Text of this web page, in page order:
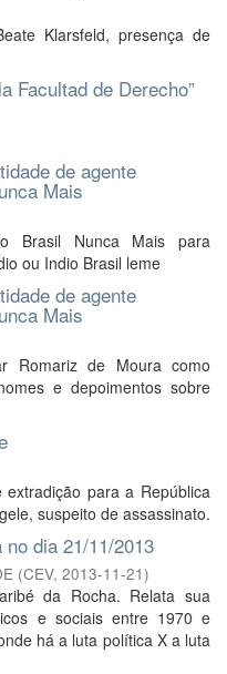
Klarsfeld, presença de
Facultad de Derecho”
de agente
Mais
Brasil Nunca Mais para
ou Indio Brasil leme
de agente
Mais
Romariz de Moura como
e depoimentos sobre
para a República
suspeito de assassinato.
dia 21/11/2013
(CEV, 2013-11-21)
da Rocha. Relata sua
e sociais entre 1970 e
há a luta política X a luta